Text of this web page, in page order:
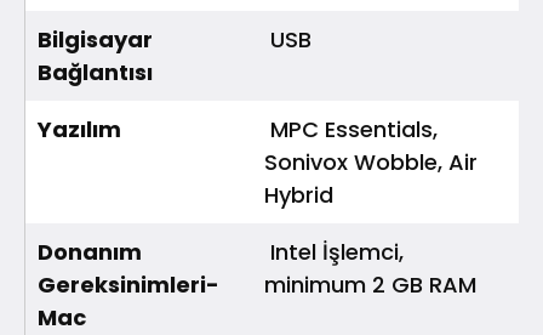
Bilgisayar
Bağlantısı
USB
Yazılım
MPC Essentials,
Sonivox Wobble, Air
Hybrid
Donanım
Gereksinimleri-
Mac
Intel İşlemci,
minimum 2 GB RAM